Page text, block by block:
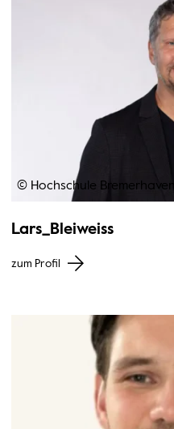
© Hochschule Bremerhaven
Lars_Bleiweiss
zum Profil